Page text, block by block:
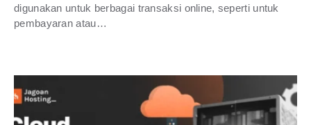
digunakan untuk berbagai transaksi online, seperti untuk
pembayaran atau…